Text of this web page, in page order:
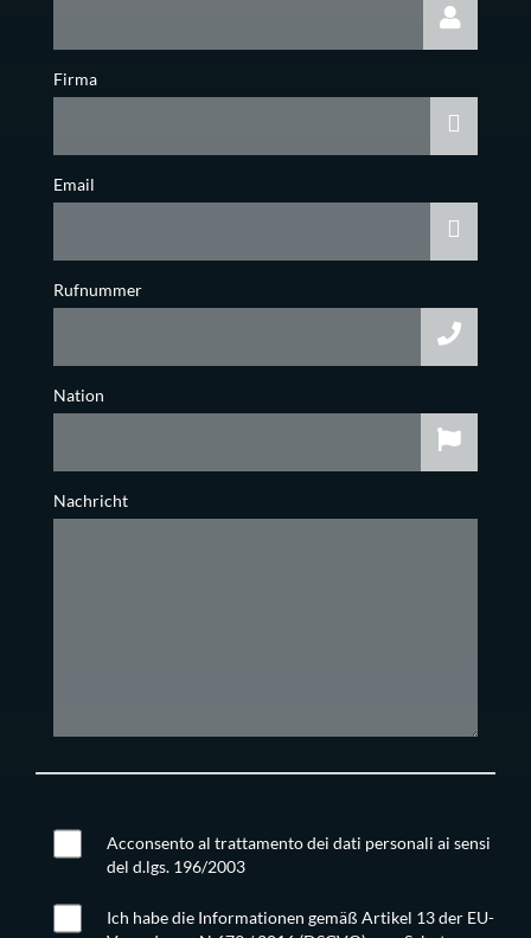
Firma
Email
Rufnummer
Nation
Nachricht
Acconsento al trattamento dei dati personali ai sensi
del d.lgs. 196/2003
Ich habe die Informationen gemäß Artikel 13 der EU-